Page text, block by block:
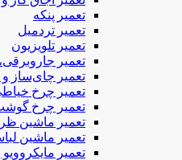
تعمیر پنکه
تعمیر تردمیل
تعمیر تلویزیون
تعمیر
تعمیر چای‌ساز و
تعمیر چرخ
تعمیر چرخ
تعمیر ماشین
تعمیر ماشین
تعمیر مایکروویو